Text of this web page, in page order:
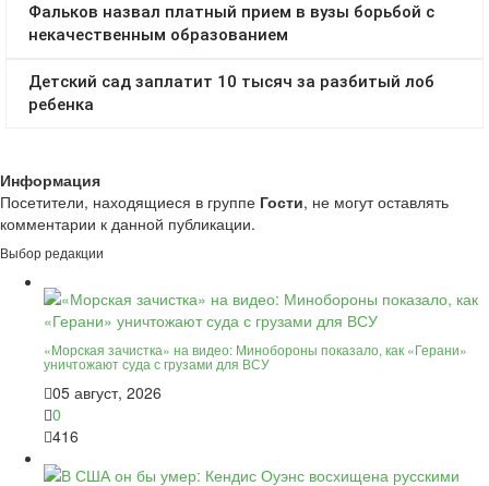
Информация
Посетители, находящиеся в группе Гости, не могут оставлять
комментарии к данной публикации.
Выбор редакции
«Морская зачистка» на видео: Минобороны показало, как «Герани»
уничтожают суда с грузами для ВСУ
05 август, 2026
0
416